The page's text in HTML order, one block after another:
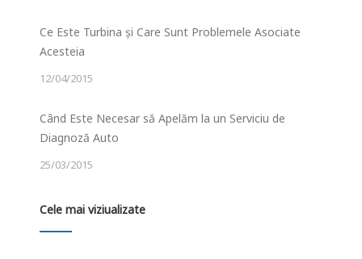
Ce Este Turbina și Care Sunt Problemele Asociate
Acesteia
12/04/2015
Când Este Necesar să Apelăm la un Serviciu de
Diagnoză Auto
25/03/2015
Cele mai viziualizate